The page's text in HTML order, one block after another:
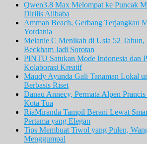
Qwen3.8 Max Melompat ke Puncak
Dirilis Alibaba
Amman Beach, Gerbang Terjangkau
Yordania
Melanie C Menikah di Usia 52 Tahun,
Beckham Jadi Sorotan
PINTU Satukan Mode Indonesia dan
Kolaborasi Kreatif
Maudy Ayunda Gali Tanaman Lokal
Berbasis Riset
Danau Annecy, Permata Alpen
Kota Tua
RiaMiranda Tampil Berani Lewat
Pertama yang Elegan
Tips Membuat Tiwol yang Pulen,
Menggumpal